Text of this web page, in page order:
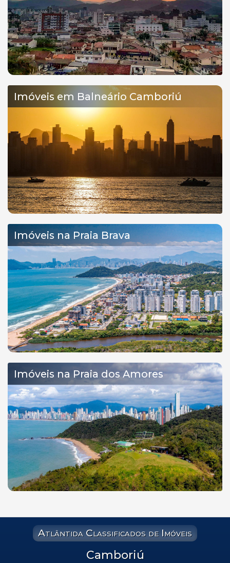
Imóveis em Balneário Camboriú
Imóveis na Praia Brava
Imóveis na Praia dos Amores
Atlântida Classificados de Imóveis
Camboriú